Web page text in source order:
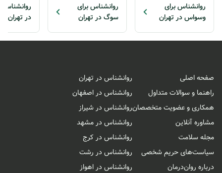
روانشناس برای
وسواس در تهران
روانشناس برای
سوگ در تهران
روانشناس
در تهران
صفحه اصلی
راهنما و سوالات متداول
همکاری و عضویت متخصصان
مشاوره آنلاین
مجله سلامت
سیاست‌های حریم شخصی
درباره روان‌درمان
روانشناس در تهران
روانشناس در اصفهان
روانشناس در شیراز
روانشناس در مشهد
روانشناس در کرج
روانشناس در رشت
روانشناس در اهواز